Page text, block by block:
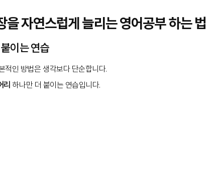
을 자연스럽게 늘리는 영어공부 하는 법
이는 연습
적인 방법은 생각보다 단순합니다.
리 하나만 더 붙이는 연습입니다.